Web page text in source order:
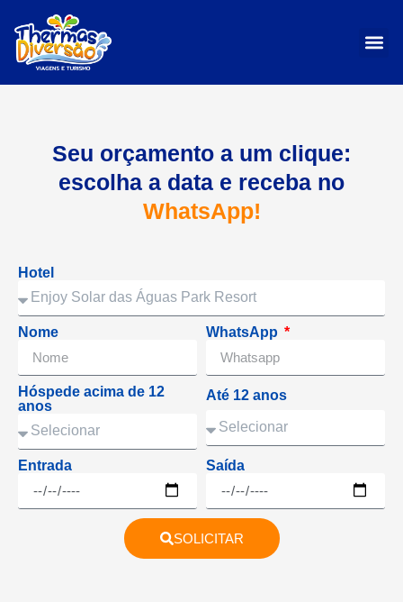
Seu orçamento a um clique:
escolha a data e receba no
WhatsApp!
Hotel
Nome WhatsApp
Hóspede acima de 12
anos
Até 12 anos
Entrada Saída
SOLICITAR